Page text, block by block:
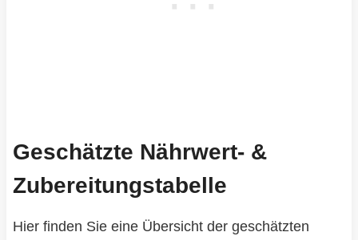
Geschätzte Nährwert- &
Zubereitungstabelle
Hier finden Sie eine Übersicht der geschätzten